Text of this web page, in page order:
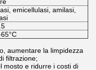
emicellulasi, amilasi,
aumentare la limpidezza
filtrazione;
mosto e ridurre i costi di